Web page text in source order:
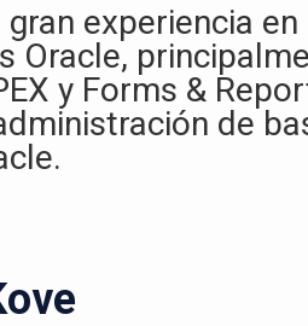
experiencia en
Oracle,
y Forms &
de